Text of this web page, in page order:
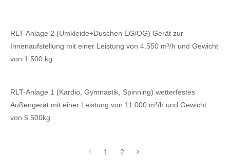
RLT-Anlage 2 (Umkleide+Duschen EG/OG) Gerät zur
Innenaufstellung mit einer Leistung von 4.550 m³/h und Gewicht
von 1.500 kg
RLT-Anlage 1 (Kardio, Gymnastik, Spinning) wetterfestes
Außengerät mit einer Leistung von 11.000 m³/h und Gewicht
von 5.500kg.
1 2